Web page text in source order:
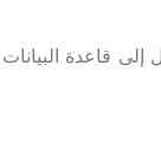
قاعدة البيانات